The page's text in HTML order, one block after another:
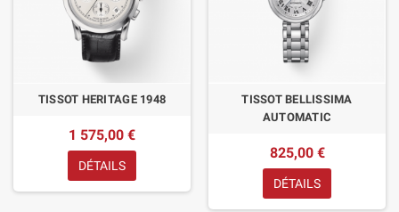
TISSOT HERITAGE 1948
1 575,00 €
DÉTAILS
TISSOT BELLISSIMA
AUTOMATIC
825,00 €
DÉTAILS